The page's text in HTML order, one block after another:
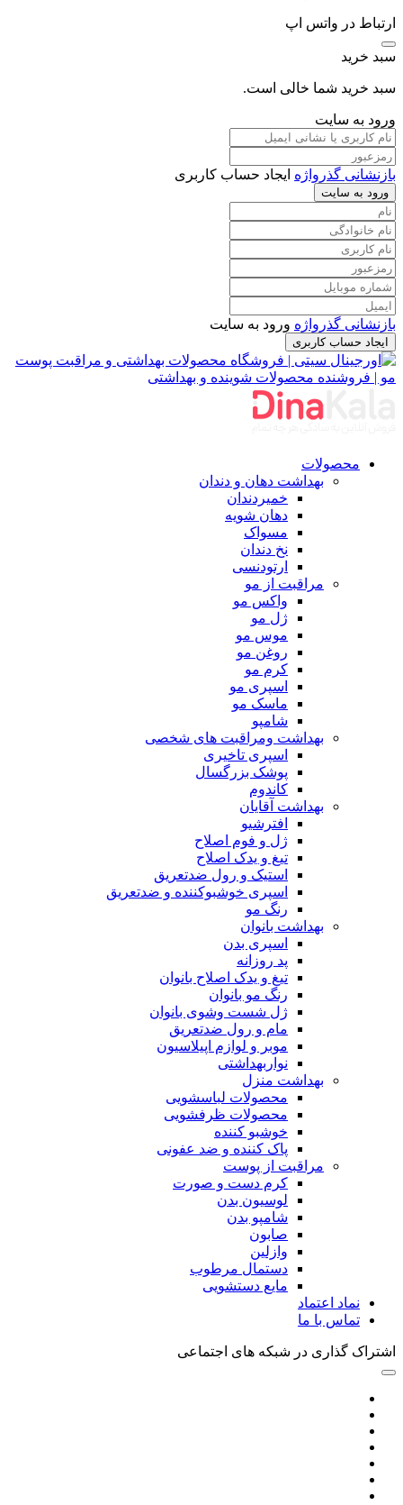
ارتباط در واتس اپ
سبد خرید
سبد خرید شما خالی است.
ورود به سایت
بازنشانی گذرواژه ایجاد حساب کاربری
ورود به سایت
بازنشانی گذرواژه ورود به سایت
ایجاد حساب کاربری
محصولات
بهداشت دهان و دندان
خمیردندان
دهان شویه
مسواک
نخ دندان
ارتودنسی
مراقبت از مو
واکس مو
ژل مو
موس مو
روغن مو
کرم مو
اسپری مو
ماسک مو
شامپو
بهداشت ومراقبت های شخصی
اسپری تاخیری
پوشک بزرگسال
کاندوم
بهداشت آقایان
افترشیو
ژل و فوم اصلاح
تیغ و یدک اصلاح
استیک و رول ضدتعریق
اسپری خوشبوکننده و ضدتعریق
رنگ مو
بهداشت بانوان
اسپری بدن
پد روزانه
تیغ و یدک اصلاح بانوان
رنگ مو بانوان
ژل شست وشوی بانوان
مام و رول ضدتعریق
موبر و لوازم اپیلاسیون
نواربهداشتی
بهداشت منزل
محصولات لباسشویی
محصولات ظرفشویی
خوشبو کننده
پاک کننده و ضد عفونی
مراقبت از پوست
کرم دست و صورت
لوسیون بدن
شامپو بدن
صابون
وازلین
دستمال مرطوب
مایع دستشویی
نماد اعتماد
تماس با ما
اشتراک گذاری در شبکه های اجتماعی